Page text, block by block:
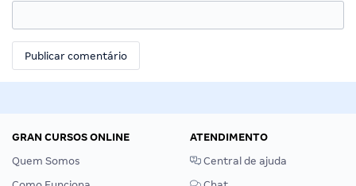
GRAN CURSOS ONLINE
Quem Somos
ATENDIMENTO
Central de ajuda